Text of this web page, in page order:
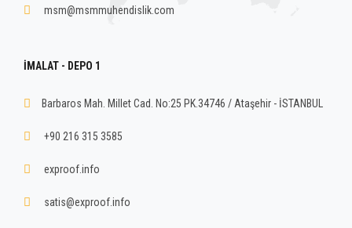
msm@msmmuhendislik.com
İMALAT - DEPO 1
Barbaros Mah. Millet Cad. No:25 PK.34746 / Ataşehir - İSTANBUL
+90 216 315 3585
exproof.info
satis@exproof.info